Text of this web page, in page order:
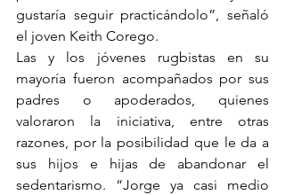
gustaría seguir practicándolo”, señaló
el joven Keith Corego.
Las y los jóvenes rugbistas en su
mayoría fueron acompañados por sus
padres o apoderados, quienes
valoraron la iniciativa, entre otras
razones, por la posibilidad que le da a
sus hijos e hijas de abandonar el
sedentarismo. “Jorge ya casi medio